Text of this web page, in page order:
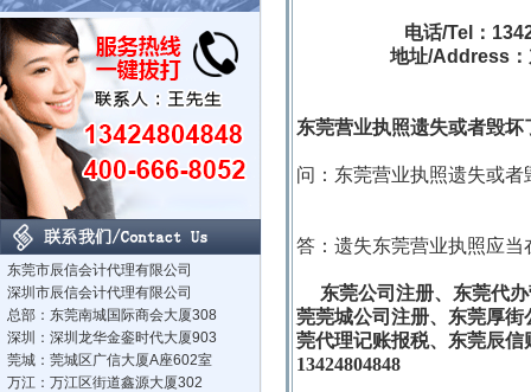
东莞市辰信会计代理有限公司
深圳市辰信会计代理有限公司
总部：东莞南城国际商会大厦308
深圳：深圳龙华金銮时代大厦903
莞城：莞城区广信大厦A座602室
万江：万江区街道鑫源大厦302
电话/Tel：
地址/Address：
东莞营业执照遗失或者毁坏
问：东莞营业执 照遗失或者
答：遗失东莞营业执照应当
东莞公司注册、东莞代办
莞莞城公司注册、东莞厚
莞代理记账报税、东莞辰
13424804848